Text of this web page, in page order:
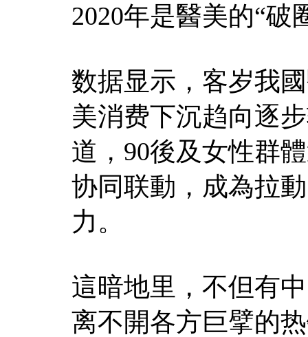
2020年是醫美的“破
数据显示，客岁我
美消费下沉趋向逐
道，90後及女性群
协同联動，成為拉
力。
這暗地里，不但有
离不開各方巨擘的